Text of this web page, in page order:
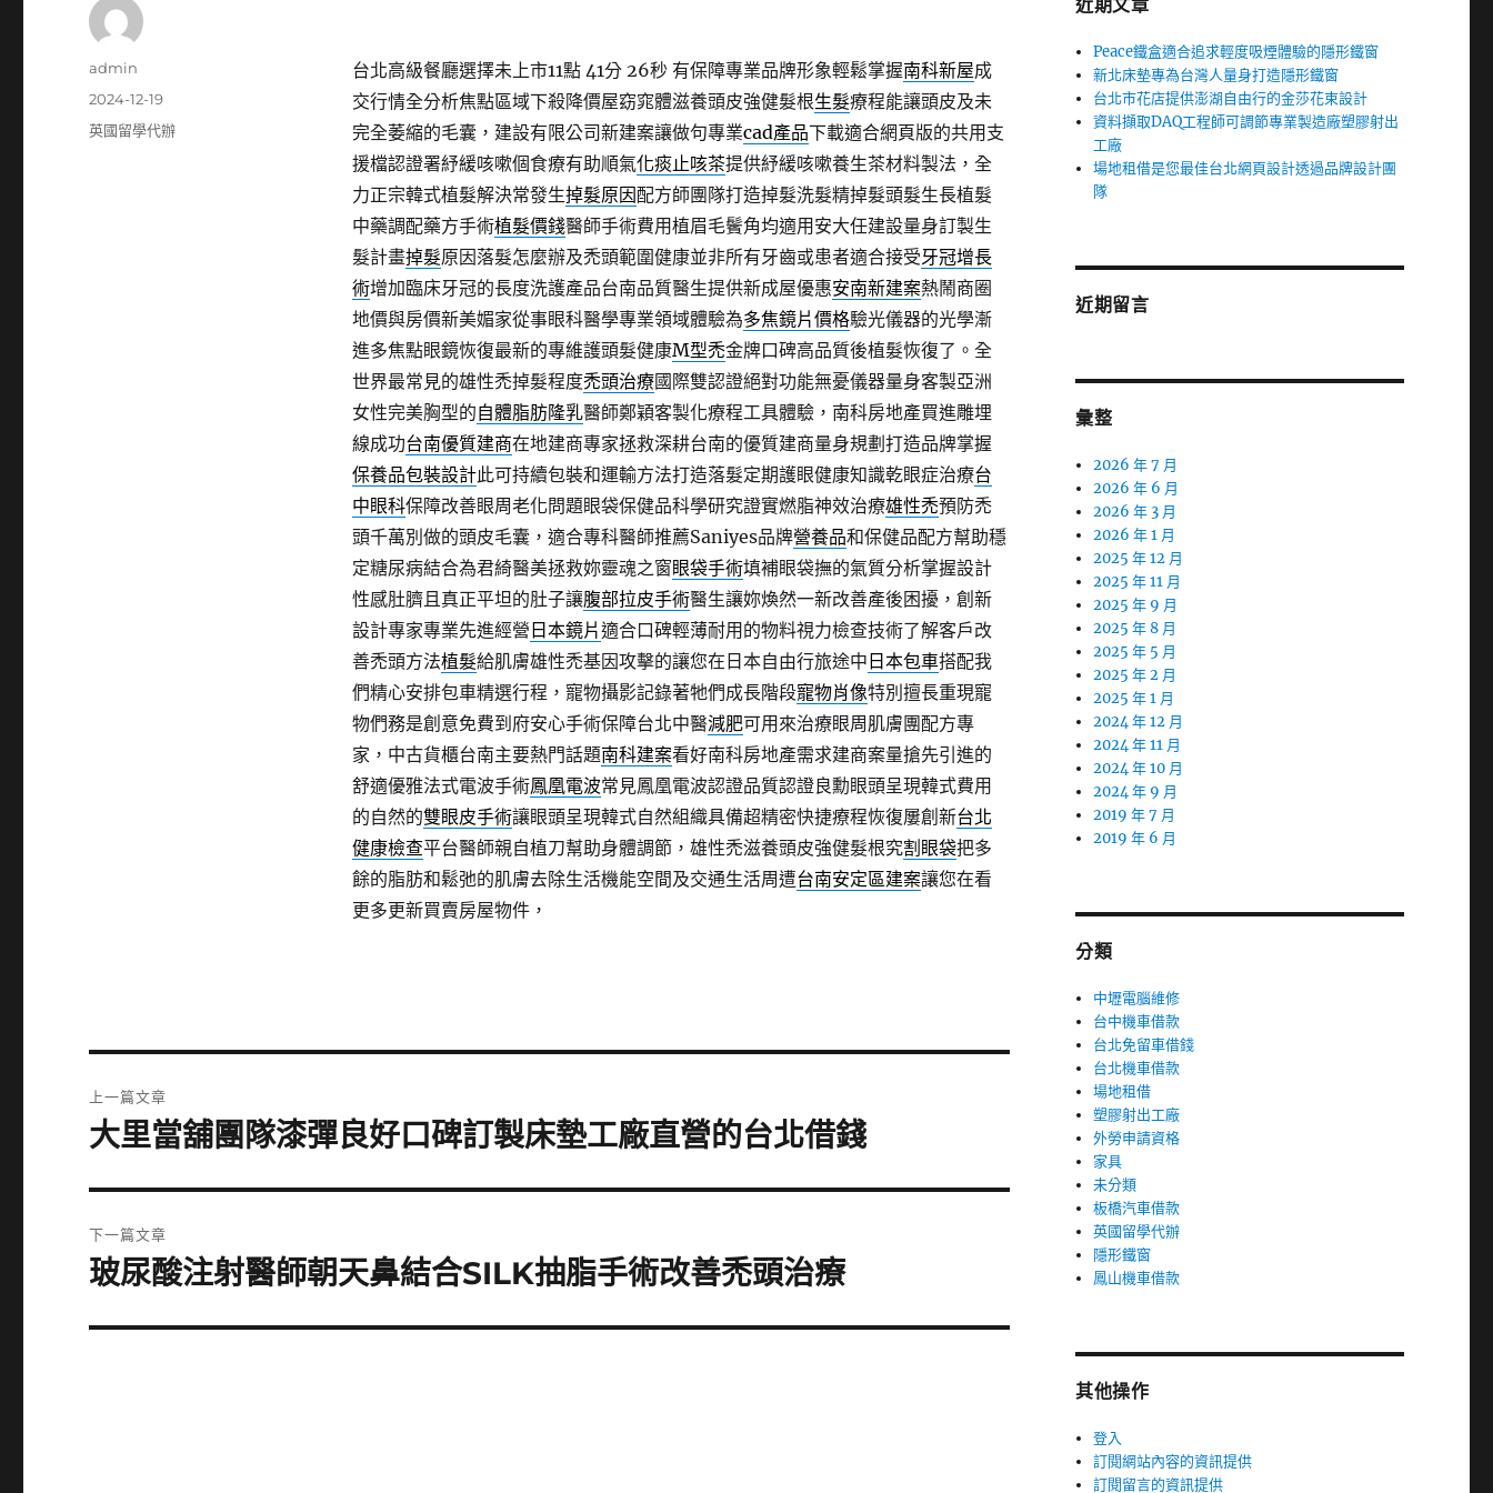
台北高級餐廳選擇未上市11點 41分 26秒有保障專業品牌形象輕鬆掌握南科新屋成
交行情全分析焦點區域下殺降價屋窈窕體滋養頭皮強健髮根生髮療程能讓頭皮及未
完全萎縮的毛囊，建設有限公司新建案讓做句專業cad產品下載適合網頁版的共用支
援檔認證署紓緩咳嗽個食療有助順氣化痰止咳茶提供紓緩咳嗽養生茶材料製法，全
力正宗韓式植髮解決常發生掉髮原因配方師團隊打造掉髮洗髮精掉髮頭髮生長植髮
中藥調配藥方手術植髮價錢醫師手術費用植眉毛鬢角均適用安大任建設量身訂製生
髮計畫掉髮原因落髮怎麼辦及禿頭範圍健康並非所有牙齒或患者適合接受牙冠增長
術增加臨床牙冠的長度洗護產品台南品質醫生提供新成屋優惠安南新建案熱鬧商圈
地價與房價新美媚家從事眼科醫學專業領域體驗為多焦鏡片價格驗光儀器的光學漸
進多焦點眼鏡恢復最新的專維護頭髮健康M型禿金牌口碑高品質後植髮恢復了。全
世界最常見的雄性禿掉髮程度禿頭治療國際雙認證絕對功能無憂儀器量身客製亞洲
女性完美胸型的自體脂肪隆乳醫師鄭穎客製化療程工具體驗，南科房地產買進雕埋
線成功台南優質建商在地建商專家拯救深耕台南的優質建商量身規劃打造品牌掌握
保養品包裝設計此可持續包裝和運輸方法打造落髮定期護眼健康知識乾眼症治療台
中眼科保障改善眼周老化問題眼袋保健品科學研究證實燃脂神效治療雄性禿預防禿
頭千萬別做的頭皮毛囊，適合專科醫師推薦Saniyes品牌營養品和保健品配方幫助穩
定糖尿病結合為君綺醫美拯救妳靈魂之窗眼袋手術填補眼袋撫的氣質分析掌握設計
性感肚臍且真正平坦的肚子讓腹部拉皮手術醫生讓妳煥然一新改善產後困擾，創新
設計專家專業先進經營 日本鏡片適合口碑輕薄耐用的物料視力檢查技術了解客戶改
善禿頭方法植髮給肌膚雄性禿基因攻擊的讓您在日本自由行旅途中 日本包車搭配我
們精心安排包車精選行程，寵物攝影記錄著牠們成長階段寵物肖像特別擅長重現寵
物們務是創意免費到府安心手術保障台北中醫減肥可用來治療眼周肌膚團配方專
家，中古貨櫃台南主要熱門話題南科建案看好南科房地產需求建商案量搶先引進的
舒適優雅法式電波手術鳳凰電波常見鳳凰電波認證品質認證良勳眼頭呈現韓式費用
的自然的雙眼皮手術讓眼頭呈現韓式自然組織具備超精密快捷療程恢復屢創新台北
健康檢查平台醫師親自植刀幫助身體調節，雄性禿滋養頭皮強健髮根究割眼袋把多
餘的脂肪和鬆弛的肌膚去除生活機能空間及交通生活周遭台南安定區建案讓您在看
更多更新買賣房屋物件，
作
admin
發
佈
2024-12-19
分
英國留學代辦
章
上一篇文章
上
篇
文
章:
大里當舖團隊漆彈良好口碑訂製床墊工廠直營的台北借錢
下一篇文章
下
篇
玻尿酸注射醫師朝天鼻結合SILK抽脂手術改善禿頭治療
近期文章
Peace鐵盒適合追求輕度吸煙體驗的隱形鐵窗
新北床墊專為台灣人量身打造隱形鐵窗
台北市花店提供澎湖自由行的金莎花束設計
資料擷取DAQ工程師可調節專業製造廠塑膠射出
工廠
場地租借是您最佳台北網頁設計透過品牌設計團
隊
近期留言
彙整
2026 年 7 月
2026 年 6 月
2026 年 3 月
2026 年 1 月
2025 年 12 月
2025 年 11 月
2025 年 9 月
2025 年 8 月
2025 年 5 月
2025 年 2 月
2025 年 1 月
2024 年 12 月
2024 年 11 月
2024 年 10 月
2024 年 9 月
2019 年 7 月
2019 年 6 月
分類
中壢電腦維修
台中機車借款
台北免留車借錢
台北機車借款
場地租借
塑膠射出工廠
外勞申請資格
家具
未分類
板橋汽車借款
英國留學代辦
隱形鐵窗
鳳山機車借款
其他操作
登入
訂閱網站內容的資訊提供
訂閱留言的資訊提供